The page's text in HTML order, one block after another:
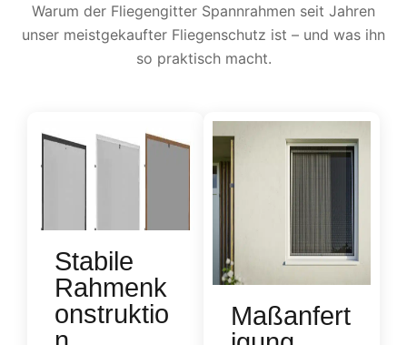
Warum der Fliegengitter Spannrahmen seit Jahren
unser meistgekaufter Fliegenschutz ist – und was ihn
so praktisch macht.
Stabile
Rahmenk
onstruktio
Maßanfert